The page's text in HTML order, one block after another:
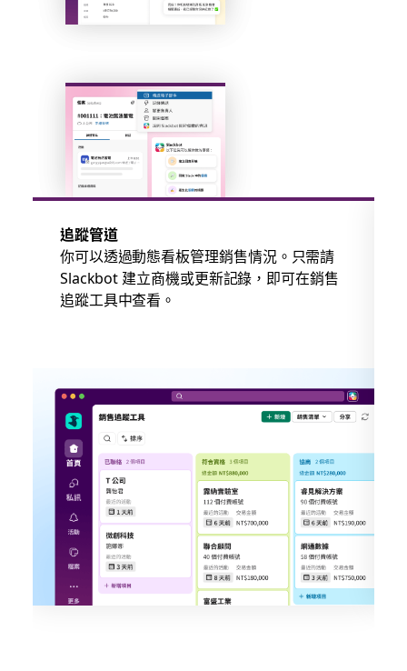
追蹤管道
你可以透過動態看板管理銷售情況。只需請
Slackbot 建立商機或更新記錄，即可在銷售
追蹤工具中查看。